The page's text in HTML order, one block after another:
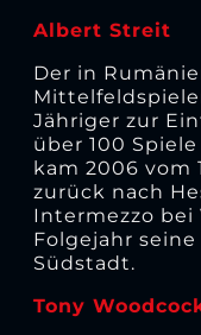
Albert Streit
Der in
Jähriger zur
über 100
kam 2006 vom
zurück nach
Intermezzo
Folgejahr
Südstadt.
Tony